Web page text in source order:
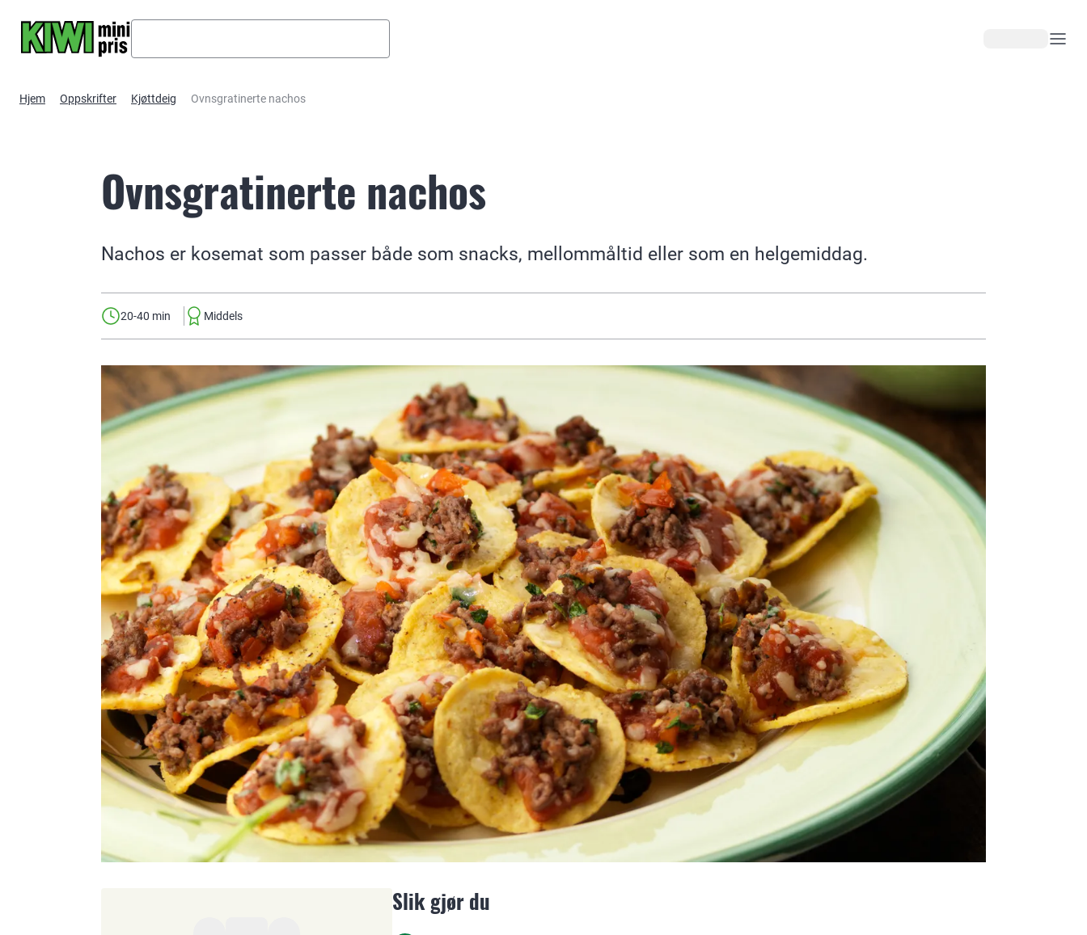
Hjem Oppskrifter Kjøttdeig Ovnsgratinerte nachos
Ovnsgratinerte nachos
Nachos er kosemat som passer både som snacks, mellommåltid eller som en helgemiddag.
20-40 min Middels
Slik gjør du